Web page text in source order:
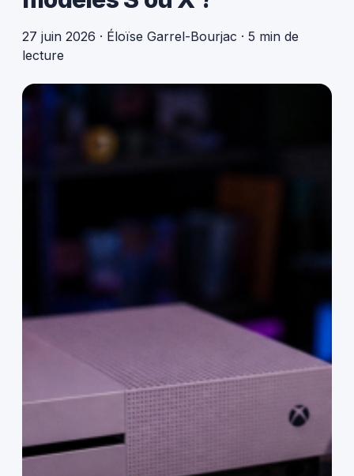
27 juin 2026 · Éloïse Garrel-Bourjac · 5 min de
lecture